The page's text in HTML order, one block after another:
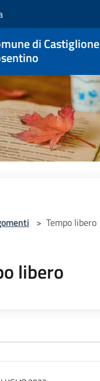
di Castiglione
> Tempo libero
libero